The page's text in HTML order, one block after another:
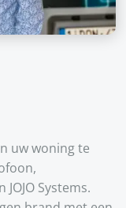
uw woning te
Systems.